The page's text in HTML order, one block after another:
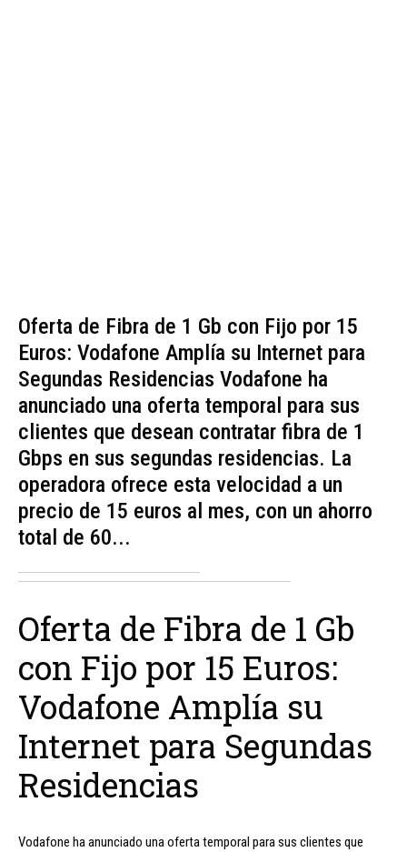
Oferta de Fibra de 1 Gb con Fijo por 15
Euros: Vodafone Amplía su Internet para
Segundas Residencias Vodafone ha
anunciado una oferta temporal para sus
clientes que desean contratar fibra de 1
Gbps en sus segundas residencias. La
operadora ofrece esta velocidad a un
precio de 15 euros al mes, con un ahorro
total de 60...
Oferta de Fibra de 1 Gb
con Fijo por 15 Euros:
Vodafone Amplía su
Internet para Segundas
Residencias
Vodafone ha anunciado una oferta temporal para sus clientes que